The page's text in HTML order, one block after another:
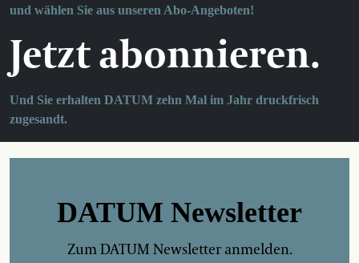
und wählen Sie aus unseren Abo-Angeboten!
Jetzt abonnieren.
Und Sie erhalten DATUM zehn Mal im Jahr druckfrisch
zugesandt.
DATUM Newsletter
Zum DATUM Newsletter anmelden.